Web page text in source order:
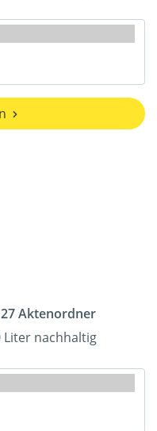
Aktenordner
Liter nachhaltig